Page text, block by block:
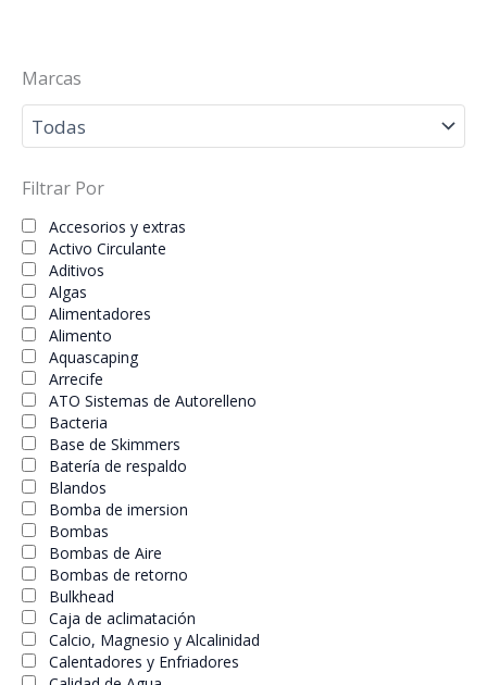
Marcas
Filtrar Por
Accesorios y extras
Activo Circulante
Aditivos
Algas
Alimentadores
Alimento
Aquascaping
Arrecife
ATO Sistemas de Autorelleno
Bacteria
Base de Skimmers
Batería de respaldo
Blandos
Bomba de imersion
Bombas
Bombas de Aire
Bombas de retorno
Bulkhead
Caja de aclimatación
Calcio, Magnesio y Alcalinidad
Calentadores y Enfriadores